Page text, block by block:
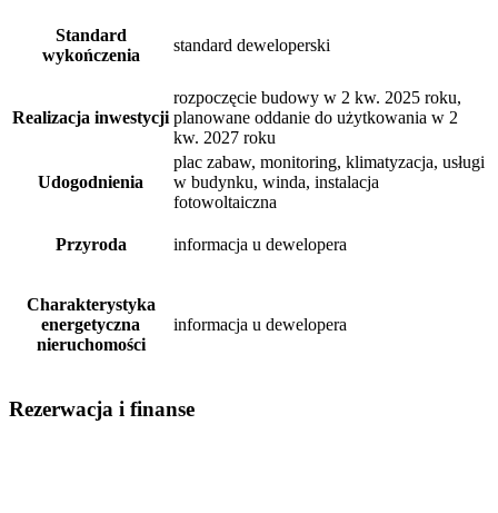
Standard
wykończenia
standard deweloperski
Realizacja inwestycji
rozpoczęcie budowy w 2 kw. 2025 roku,
planowane oddanie do użytkowania w 2
kw. 2027 roku
Udogodnienia
plac zabaw, monitoring, klimatyzacja, usługi
w budynku, winda, instalacja
fotowoltaiczna
Przyroda informacja u dewelopera
Charakterystyka
energetyczna
nieruchomości
informacja u dewelopera
Rezerwacja i finanse